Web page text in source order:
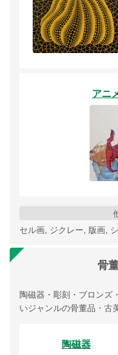
アニ
セル画, ジクレー, 版画,
骨
陶磁器・彫刻・ブロンズ
いジャンルの骨董品・古
陶磁器